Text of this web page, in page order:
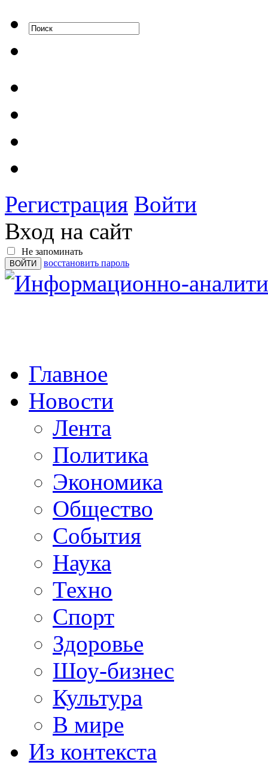
Регистрация Войти
Вход на сайт
Не запоминать
восстановить пароль
Главное
Новости
Лента
Политика
Экономика
Общество
События
Наука
Техно
Спорт
Здоровье
Шоу-бизнес
Культура
В мире
Из контекста